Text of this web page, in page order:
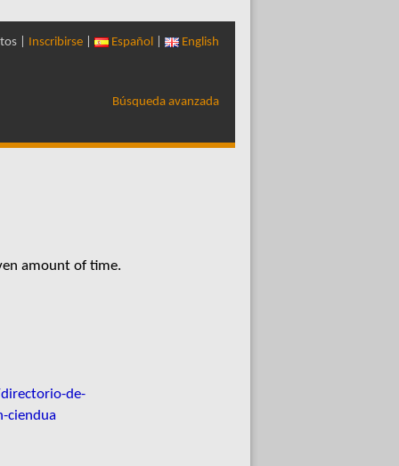
| Inscribirse Español English
Búsqueda avanzada
amount of time.
de-
ciendua